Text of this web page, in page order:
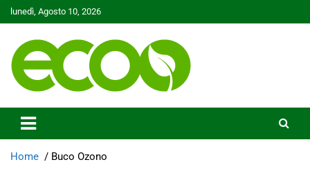
Skip
to
lunedì, Agosto 10, 2026
Ecoo.it
Home Buco Ozono